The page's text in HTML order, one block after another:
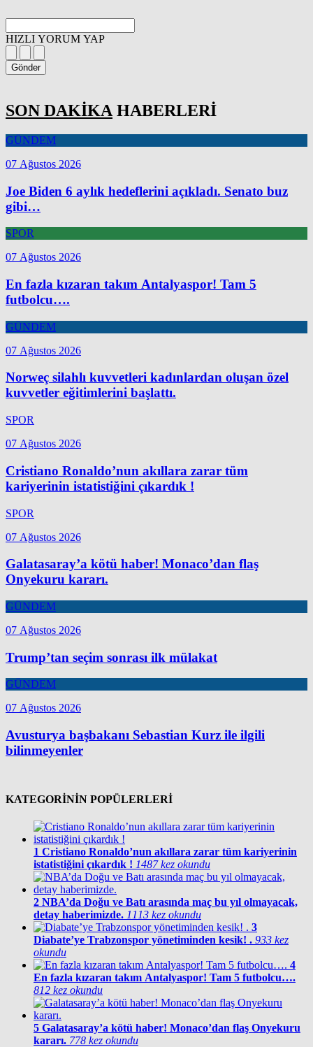
HIZLI YORUM YAP
Gönder
SON DAKİKA HABERLERİ
GÜNDEM
07 Ağustos 2026
Joe Biden 6 aylık hedeflerini açıkladı. Senato buz
gibi…
SPOR
07 Ağustos 2026
En fazla kızaran takım Antalyaspor! Tam 5
futbolcu….
GÜNDEM
07 Ağustos 2026
Norweç silahlı kuvvetleri kadınlardan oluşan özel
kuvvetler eğitimlerini başlattı.
SPOR
07 Ağustos 2026
Cristiano Ronaldo’nun akıllara zarar tüm
kariyerinin istatistiğini çıkardık !
SPOR
07 Ağustos 2026
Galatasaray’a kötü haber! Monaco’dan flaş
Onyekuru kararı.
GÜNDEM
07 Ağustos 2026
Trump’tan seçim sonrası ilk mülakat
GÜNDEM
07 Ağustos 2026
Avusturya başbakanı Sebastian Kurz ile ilgili
bilinmeyenler
KATEGORİNİN POPÜLERLERİ
1 Cristiano Ronaldo’nun akıllara zarar tüm kariyerinin
istatistiğini çıkardık ! 1487 kez okundu
2 NBA’da Doğu ve Batı arasında maç bu yıl olmayacak,
detay haberimizde. 1113 kez okundu
3
Diabate’ye Trabzonspor yönetiminden kesik! . 933 kez
okundu
4
En fazla kızaran takım Antalyaspor! Tam 5 futbolcu….
812 kez okundu
5 Galatasaray’a kötü haber! Monaco’dan flaş Onyekuru
kararı. 778 kez okundu